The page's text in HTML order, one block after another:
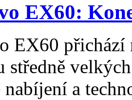
EX60:
EX60 přichází
středně
a